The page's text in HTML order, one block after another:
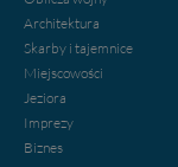
Architektura
Skarby i tajemnice
Miejscowości
Jeziora
Imprezy
Biznes